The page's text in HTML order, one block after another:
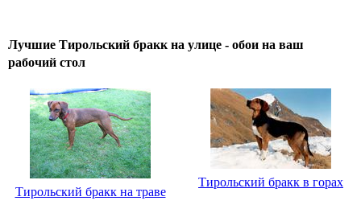
Лучшие Тирольский бракк на улице - обои на ваш
рабочий стол
Тирольский бракк на траве
Тирольский бракк в горах